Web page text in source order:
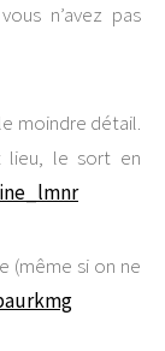
n’avez pas
moindre détail.
lieu, le sort en
(même si on ne